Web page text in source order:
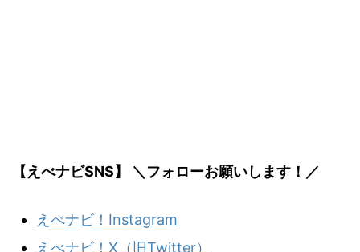
【えべナビSNS】 ＼フォローお願いします！／
えべナビ！Instagram
えべナビ！X（旧Twitter）